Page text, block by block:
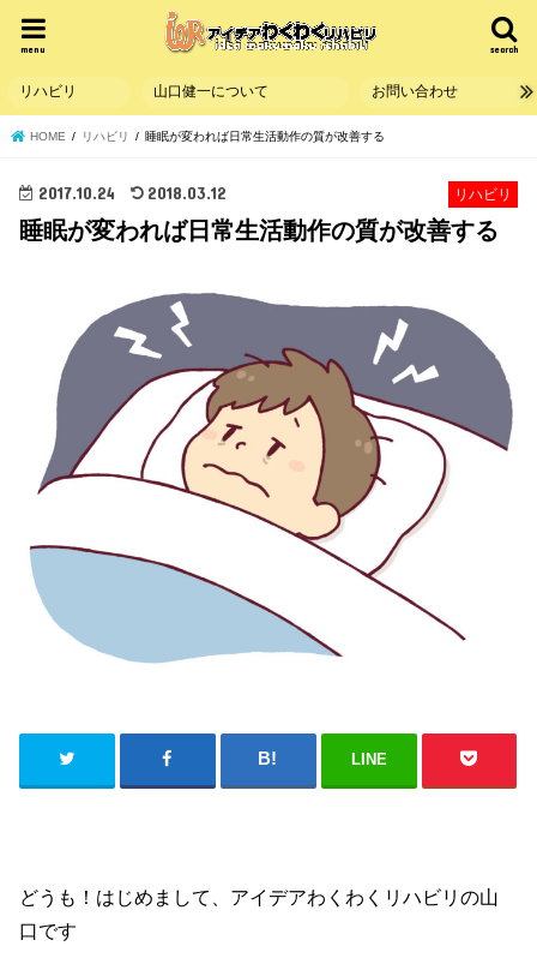
search
menu
リハビリ 山口健一について お問い合わせ
HOME リハビリ 睡眠が変われば日常生活動作の質が改善する
リハビリ
2017.10.24 2018.03.12
睡眠が変われば日常生活動作の質が改善する
LINE
どうも！はじめまして、アイデアわくわくリハビリの山
口です